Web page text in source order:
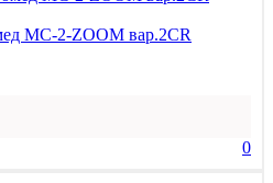
MC-2-ZOOM вар.2CR
0